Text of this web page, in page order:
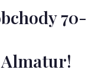
70-